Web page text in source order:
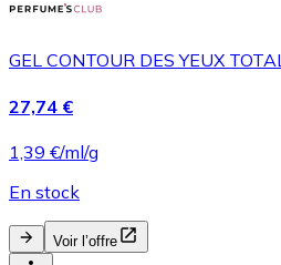
GEL CONTOUR DES YEUX
27,74 €
1,39 €/ml/g
En stock
Voir l’offre